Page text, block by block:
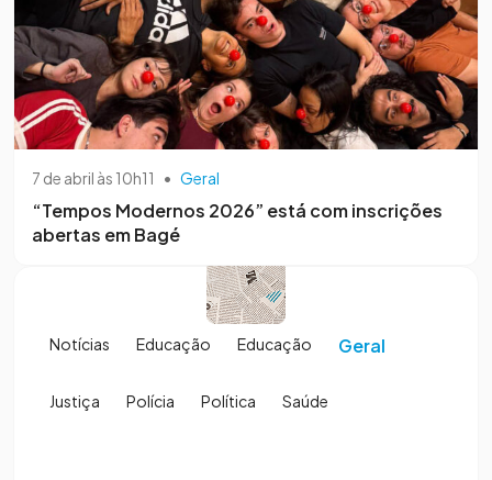
7 de abril às 10h11 • Geral
“Tempos Modernos 2026” está com inscrições
abertas em Bagé
Notícias Educação Educação Geral
Justiça Polícia Política Saúde